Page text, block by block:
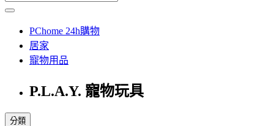
PChome 24h購物
居家
寵物用品
P.L.A.Y. 寵物玩具
分類